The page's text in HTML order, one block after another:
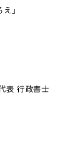
」
表 行政書士